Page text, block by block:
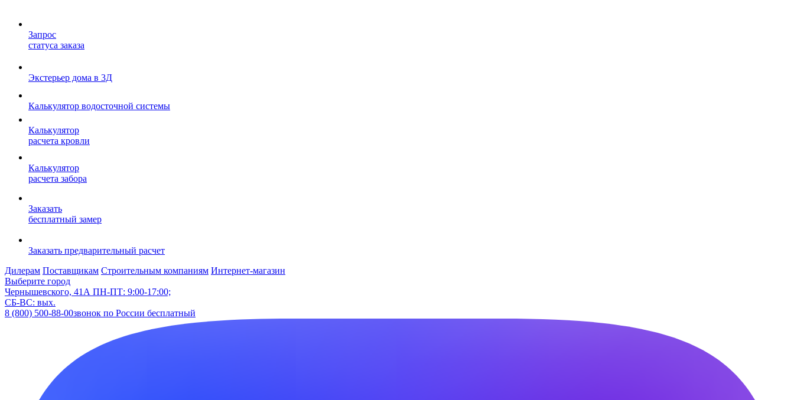
Запрос
статуса заказа
Экстерьер дома в 3Д
Калькулятор водосточной системы
Калькулятор
расчета кровли
Калькулятор
расчета забора
Заказать
бесплатный замер
Заказать предварительный расчет
Дилерам Поставщикам Строительным компаниям Интернет-магазин
Выберите город
Чернышевского, 41А ПН-ПТ: 9:00-17:00;
СБ-ВС: вых.
8 (800) 500-88-00звонок по России бесплатный